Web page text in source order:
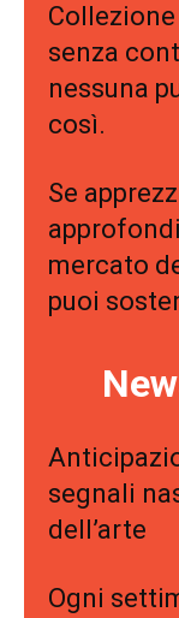
senza
nessuna
così.
Se
mercato
puoi
segnali
dell’arte
Ogni